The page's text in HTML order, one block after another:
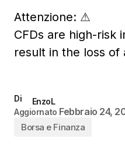
Attenzione: ⚠
CFDs are high-risk
result in the loss of
Di
EnzoL
Aggiornato Febbraio 24,
Borsa e Finanza